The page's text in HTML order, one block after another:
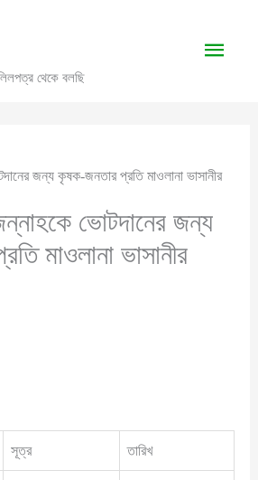
থেকে বলছি
Main
জন্য কৃষক-জনতার প্রতি মাওলানা ভাসানীর
ভোটদানের জন্য
মাওলানা ভাসানীর
সূত্র তারিখ